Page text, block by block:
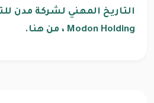
التاريخ المهني لشركة مدن
Modon Holding ، من هنا.